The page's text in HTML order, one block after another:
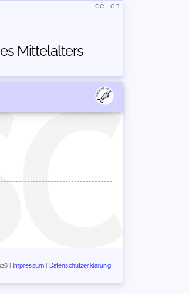
Mittelalters
de en
| Impressum Datenschutzerklärung